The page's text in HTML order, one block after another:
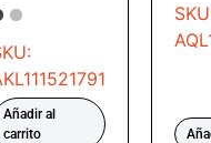
Añadir al
carrito